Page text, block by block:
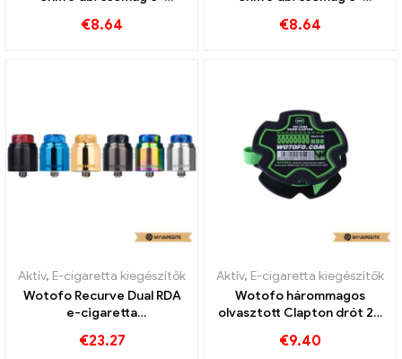
丨Egyedi
€8.64
丨Egyedi
€8.64
Aktív, E-cigaretta kiegészítők
Wotofo Recurve Dual RDA
e-cigaretta
€23.27
Aktív, E-cigaretta kiegészítők
Wotofo hárommagos
olvasztott Clapton drót 20
nagykereskedés 丨Egyedi
€9.40